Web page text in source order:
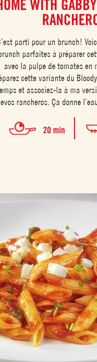
WITH
parti pour un brunch!
parfaites à préparer
avec la pulpe de tomates en
cette variante du
et associez-la à ma
rancheros. Ça donne
20 min